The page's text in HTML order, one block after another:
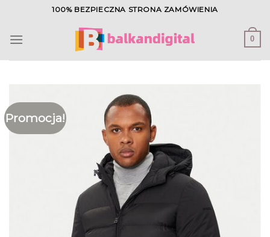
content
100% BEZPIECZNA STRONA ZAMÓWIENIA
0
Promocja!